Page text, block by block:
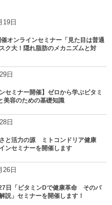
19日
オンラインセミナー「見た目は普通
ク大！隠れ脂肪のメカニズムと対
日
セミナー開催】ゼロから学ぶビタミ
美容のための基礎知識
日
と活力の源 ミトコンドリア健康
ンセミナーを開催します
26日
日「ビタミンDで健康革命 そのパ
説」セミナーを開催します！